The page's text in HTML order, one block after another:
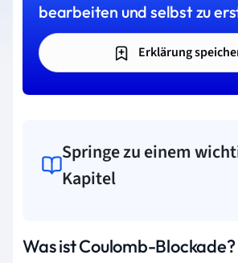
bearbeiten und selbst zu
Erklärung
Springe zu einem
Kapitel
Was ist Coulomb-Blockade?